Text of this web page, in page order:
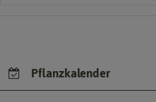
Pflanzkalender